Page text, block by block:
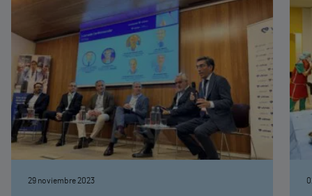
29 noviembre 2023